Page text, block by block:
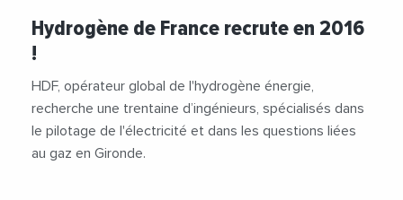
Hydrogène de France recrute en 2016
!
HDF, opérateur global de l'hydrogène énergie,
recherche une trentaine d’ingénieurs, spécialisés dans
le pilotage de l'électricité et dans les questions liées
au gaz en Gironde.